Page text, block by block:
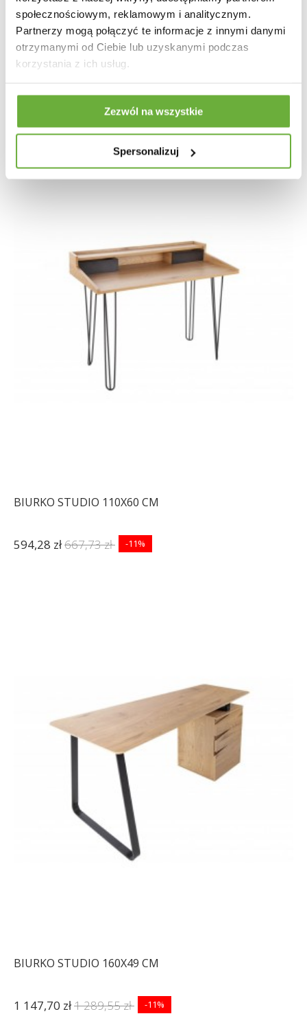
społecznościowym, reklamowym i analitycznym.
Partnerzy mogą połączyć te informacje z innymi danymi
otrzymanymi od Ciebie lub uzyskanymi podczas
korzystania z ich usług.
Zezwól na wszystkie
Spersonalizuj
BIURKO ANGUS 110X50 CM DZIKI DĄB
BIURKO STUDIO 110X60 CM
594,28 zł667,73 zł -11%
BIURKO STUDIO 160X49 CM
1 147,70 zł1 289,55 zł -11%